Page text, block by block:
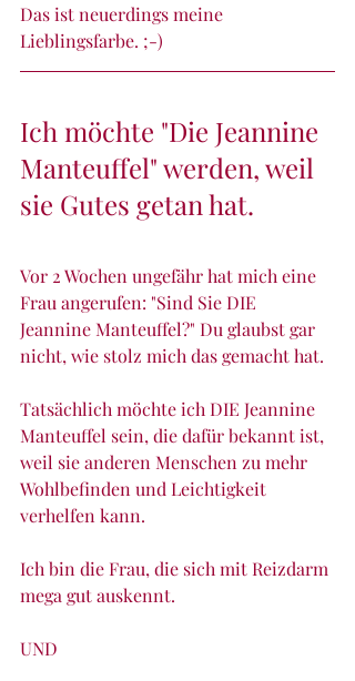
Das ist neuerdings meine
Lieblingsfarbe. ;-)
Ich möchte "Die Jeannine
Manteuffel" werden, weil
sie Gutes getan hat.
Vor 2 Wochen ungefähr hat mich eine
Frau angerufen: "Sind Sie DIE
Jeannine Manteuffel?" Du glaubst gar
nicht, wie stolz mich das gemacht hat.
Tatsächlich möchte ich DIE Jeannine
Manteuffel sein, die dafür bekannt ist,
weil sie anderen Menschen zu mehr
Wohlbefinden und Leichtigkeit
verhelfen kann.
Ich bin die Frau, die sich mit Reizdarm
mega gut auskennt.
UND